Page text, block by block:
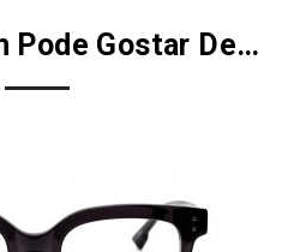
Pode Gostar De…